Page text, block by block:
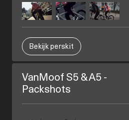
Bekijk perskit
VanMoof S5 & A5 -
Packshots